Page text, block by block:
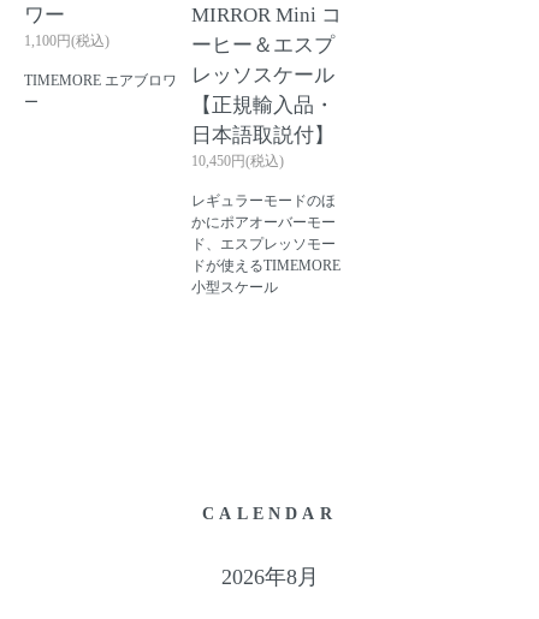
ワー
1,100円(税込)
TIMEMORE エアブロワ
ー
MIRROR Mini コ
ーヒー＆エスプ
レッソスケール
【正規輸入品・
日本語取説付】
10,450円(税込)
レギュラーモードのほ
かにポアオーバーモー
ド、エスプレッソモー
ドが使えるTIMEMORE
小型スケール
CALENDAR
2026年8月